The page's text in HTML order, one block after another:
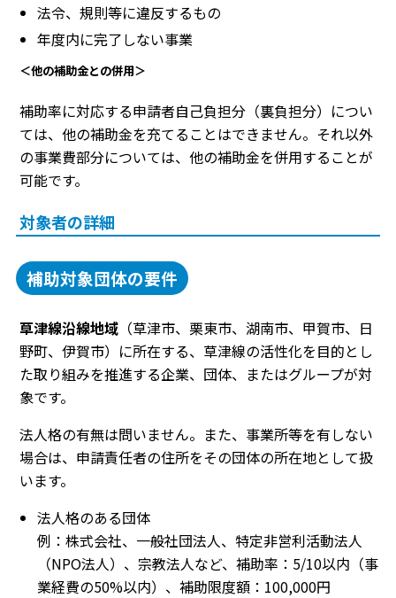
法令、規則等に違反するもの
年度内に完了しない事業
＜他の補助金との併用＞
補助率に対応する申請者自己負担分（裏負担分）につい
ては、他の補助金を充てることはできません。それ以外
の事業費部分については、他の補助金を併用することが
可能です。
対象者の詳細
補助対象団体の要件
草津線沿線地域 （草津市、栗東市、湖南市、甲賀市、日
野町、伊賀市）に所在する、草津線の活性化を目的とし
た取り組みを推進する企業、団体、またはグループが対
象です。
法人格の有無は問いません。また、事業所等を有しない
場合は、申請責任者の住所をその団体の所在地として扱
います。
法人格のある団体
例：株式会社、一般社団法人、特定非営利活動法人
（NPO法人）、宗教法人など、補助率：5/10以内（事
業経費の50%以内）、補助限度額：100,000円